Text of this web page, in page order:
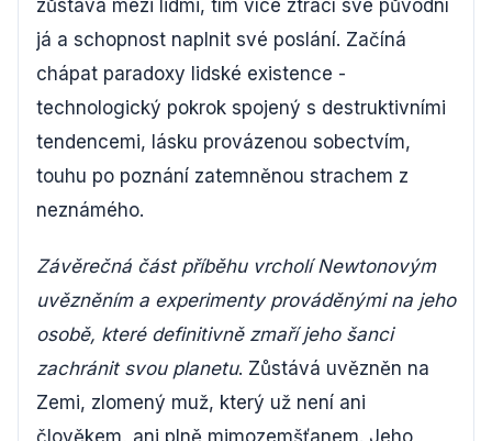
zůstává mezi lidmi, tím více ztrácí své původní
já a schopnost naplnit své poslání. Začíná
chápat paradoxy lidské existence -
technologický pokrok spojený s destruktivními
tendencemi, lásku provázenou sobectvím,
touhu po poznání zatemněnou strachem z
neznámého.
Závěrečná část příběhu vrcholí Newtonovým
uvězněním a experimenty prováděnými na jeho
osobě, které definitivně zmaří jeho šanci
zachránit svou planetu. Zůstává uvězněn na
Zemi, zlomený muž, který už není ani
člověkem, ani plně mimozemšťanem. Jeho